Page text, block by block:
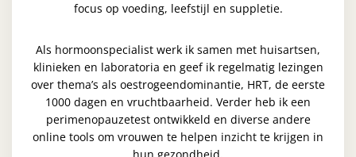
focus op voeding, leefstijl en suppletie.
Als hormoonspecialist werk ik samen met huisartsen,
klinieken en laboratoria en geef ik regelmatig lezingen
over thema’s als oestrogeendominantie, HRT, de eerste
1000 dagen en vruchtbaarheid. Verder heb ik een
perimenopauzetest ontwikkeld en diverse andere
online tools om vrouwen te helpen inzicht te krijgen in